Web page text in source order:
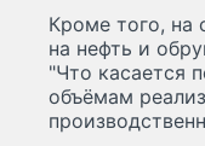
Кроме того, на
на нефть и
"Что касается
объёмам